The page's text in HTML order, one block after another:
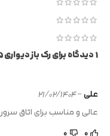
1 دیدگاه برای رک باز دیواری 25 یونیت رئونت مدل KT-R25U
علی–
21/02/1404
عالی و مناسب برای اتاق سرور